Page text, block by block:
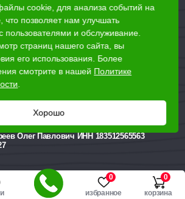
0
избранное
0
корзина
шоссе, 340
Справочная служба
+7 (3412) 77-60-50
Олег Павлович ИНН 183512565563
cookie, для анализа событий на
что позволяет нам улучшать
пользователями и обслуживание.
страниц нашего сайта, вы
его использования. Более
смотрите в нашей Политике
Хорошо